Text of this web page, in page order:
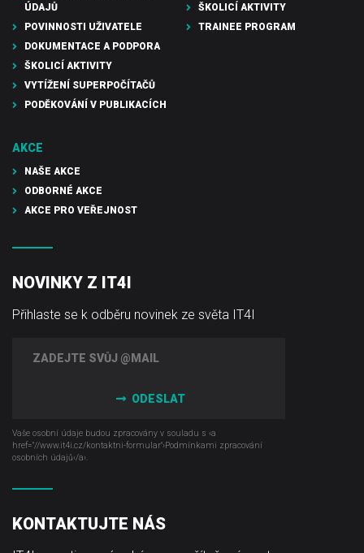
ÚDAJŮ
POVINNOSTI UŽIVATELE
DOKUMENTACE A PODPORA
ŠKOLICÍ AKTIVITY
VYTÍŽENÍ SUPERPOČÍTAČŮ
PODĚKOVÁNÍ V PUBLIKACÍCH
ŠKOLICÍ AKTIVITY
TRAINEE PROGRAM
AKCE
NAŠE AKCE
ODBORNÉ AKCE
AKCE PRO VEŘEJNOST
KONTAKTUJTE NÁS
NOVINKY Z IT4I
Přihlaste se k odběru novinek ze světa IT4I
ODESLAT
Vaše osobní údaje budou zpracovány v souladu s ‹a
href="//www.it4i­.cz/kontaktni-formular"›Podmínkami zpracování
osobních údajů‹/a›.